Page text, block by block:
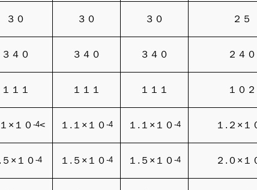
３０ ３０ ３０ ２５
３４０ ３４０ ３４０ ２４０
１１１ １１１ １１１ １０２
×１０ -4< １.１×１０ -4 １.１×１０ -4 １.２×１
５×１０-4 １.５×１０ -4 １.５×１０ -4 ２.０×１